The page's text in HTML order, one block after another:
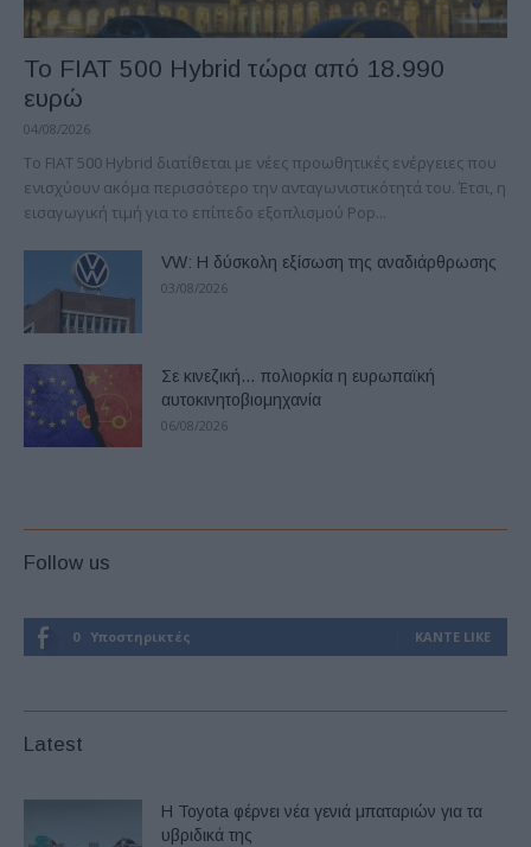
Το FIAT 500 Hybrid τώρα από 18.990
ευρώ
04/08/2026
Το FIAT 500 Hybrid διατίθεται με νέες προωθητικές ενέργειες που
ενισχύουν ακόμα περισσότερο την ανταγωνιστικότητά του. Έτσι, η
εισαγωγική τιμή για το επίπεδο εξοπλισμού Pop...
VW: Η δύσκολη εξίσωση της αναδιάρθρωσης
03/08/2026
Σε κινεζική… πολιορκία η ευρωπαϊκή
αυτοκινητοβιομηχανία
06/08/2026
Follow us
0 Υποστηρικτές ΚΆΝΤΕ LIKE
Latest
Η Toyota φέρνει νέα γενιά μπαταριών για τα
υβριδικά της